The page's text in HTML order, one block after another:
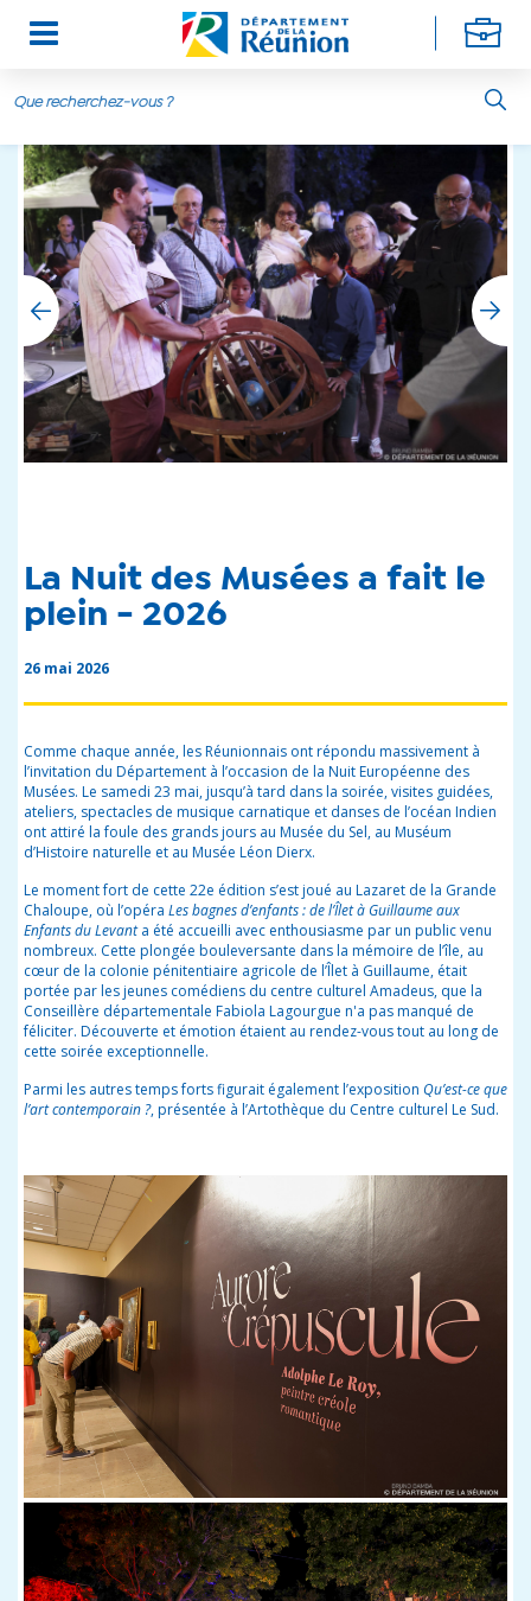
Aller au contenu principal
La Nuit des Musées a fait le
plein - 2026
26 mai 2026
Comme chaque année, les Réunionnais ont répondu massivement à
l’invitation du Département à l’occasion de la Nuit Européenne des
Musées. Le samedi 23 mai, jusqu’à tard dans la soirée, visites guidées,
ateliers, spectacles de musique carnatique et danses de l’océan Indien
ont attiré la foule des grands jours au Musée du Sel, au Muséum
d’Histoire naturelle et au Musée Léon Dierx.
Le moment fort de cette 22e édition s’est joué au Lazaret de la Grande
Chaloupe, où l’opéra Les bagnes d’enfants : de l’Îlet à Guillaume aux
Enfants du Levanta été accueilli avec enthousiasme par un public venu
nombreux. Cette plongée bouleversante dans la mémoire de l’île, au
cœur de la colonie pénitentiaire agricole de l’Îlet à Guillaume, était
portée par les jeunes comédiens du centre culturel Amadeus, que la
Conseillère départementale Fabiola Lagourgue n'a pas manqué de
féliciter. Découverte et émotion étaient au rendez-vous tout au long de
cette soirée exceptionnelle.
Parmi les autres temps forts figurait également l’exposition Qu’est-ce que
l’art contemporain ?, présentée à l’Artothèque du Centre culturel Le Sud.